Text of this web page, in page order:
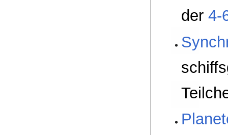
der 4-